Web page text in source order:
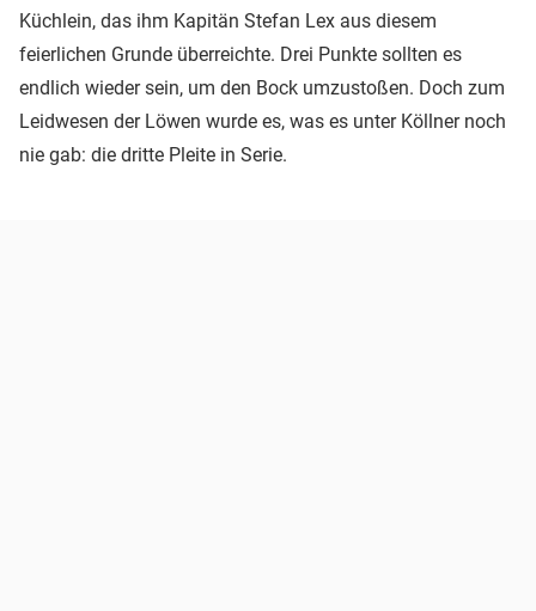
Küchlein, das ihm Kapitän Stefan Lex aus diesem
feierlichen Grunde überreichte. Drei Punkte sollten es
endlich wieder sein, um den Bock umzustoßen. Doch zum
Leidwesen der Löwen wurde es, was es unter Köllner noch
nie gab: die dritte Pleite in Serie.